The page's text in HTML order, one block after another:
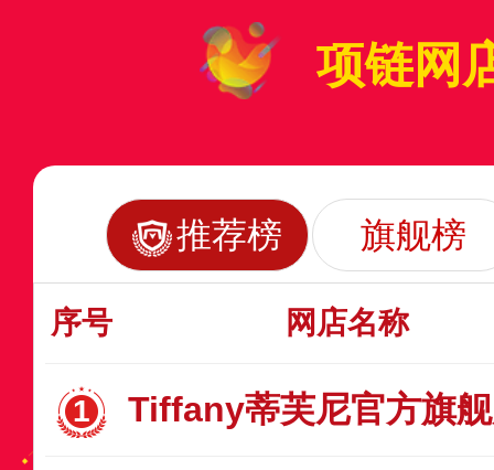
注度、物流/售后服务、诚信经
为参考，由maigoo网进行综合
进行推荐，排名不分先后，如
指正。
项链网
推荐榜 旗舰榜
序号 网店名称
Tiffany蒂芙尼官方旗